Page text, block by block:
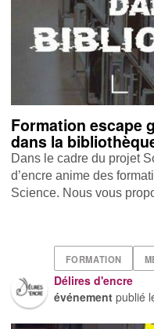
Formation escape
dans la
Dans le cadre du projet
d’encre anime des
Science. Nous vous
FORMATION
Délires d'encre
événement publié